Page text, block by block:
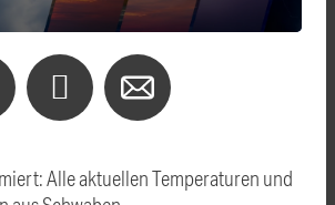
Alle aktuellen Temperaturen und